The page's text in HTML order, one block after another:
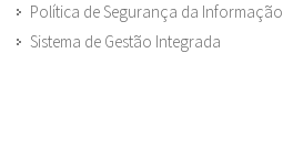
Política de Segurança da Informação
Sistema de Gestão Integrada